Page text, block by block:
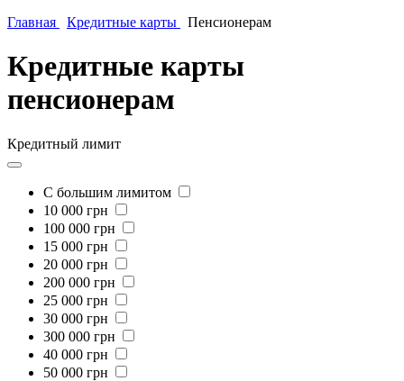
Главная
Кредитные карты Пенсионерам
Кредитные карты
пенсионерам
Кредитный лимит
С большим лимитом
10 000 грн
100 000 грн
15 000 грн
20 000 грн
200 000 грн
25 000 грн
30 000 грн
300 000 грн
40 000 грн
50 000 грн